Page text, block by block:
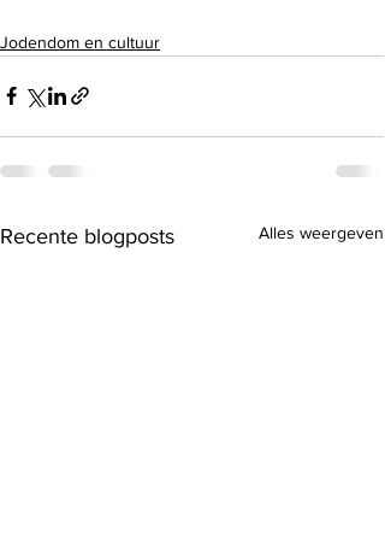
Jodendom en cultuur
Recente blogposts Alles weergeven